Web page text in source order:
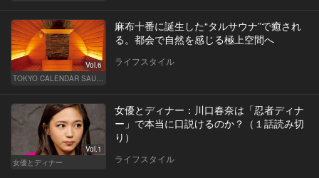
Vol.6
TOKYO CALENDAR SAUNA CLUB ― トウカレ サウナクラブ ―
麻布十番に誕生した“タルサウナ”で癒され
る。都会で自然を感じる極上空間へ
ライフスタイル
Vol.1
女優とディナー
女優とディナー：川口春奈は「忍者ディナ
ー」で本当に口説けるのか？（１話読み切
り）
ライフスタイル